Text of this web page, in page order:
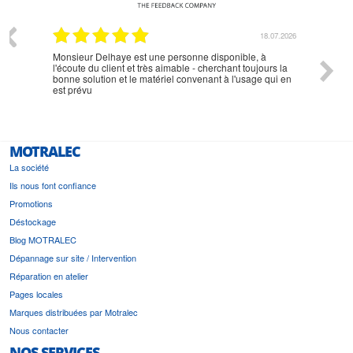
18.07.2026
Monsieur Delhaye est une personne disponible, à
l'écoute du client et très aimable - cherchant toujours la
bonne solution et le matériel convenant à l'usage qui en
est prévu
MOTRALEC
La société
Ils nous font confiance
Promotions
Déstockage
Blog MOTRALEC
Dépannage sur site / Intervention
Réparation en atelier
Pages locales
Marques distribuées par Motralec
Nous contacter